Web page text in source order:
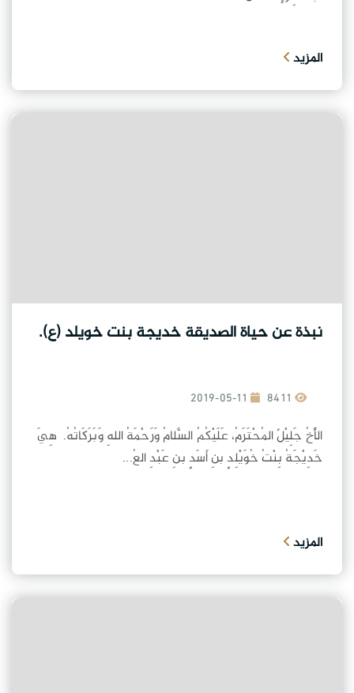
المزيد
نبذة عن حياة الصديقة خديجة بنت خويلد (ع).
2019-05-11
الأَخُ جَلِيْلٌ المُحْتَرَمُ، عَلَيْكُمُ السَّلامُ وَرَحْمَةُ اللهِ وَبَرَكَاتُهُ. هِيَ
خَدِيْجَةُ بِنْتُ خُوَيْلِدٍ بنِ أَسَدٍ بنِ عَبْدِ العُ...
المزيد